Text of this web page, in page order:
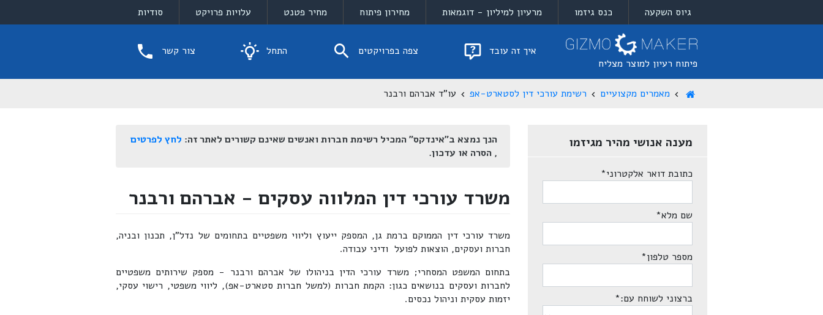
גיוס השקעה כנס גיזמו מרעיון למיליון - דוגמאות מחירון פיתוח מחיר פטנט עלויות פרויקט סודיות
פיתוח רעיון למוצר מצליח
איך זה עובד צפה בפרויקטים התחל צור קשר
מאמרים מקצועיים רשימת עורכי דין לסטארט-אפ עו"ד אברהם ורבנר
הנך נמצא ב"אינדקס" המכיל רשימת חברות ואנשים שאינם קשורים לאתר זה: לחץ לפרטים
, הסרה או עדכון.
משרד עורכי דין המלווה עסקים - אברהם ורבנר
משרד עורכי דין הממוקם ברמת גן, המספק ייעוץ וליווי משפטיים בתחומים של נדל"ן, תכנון ובניה,
חברות ועסקים, הוצאות לפועל ודיני עבודה.
בתחום המשפט המסחרי; משרד עורכי הדין בניהולו של אברהם ורבנר - מספק שירותים משפטיים
לחברות ועסקים בנושאים כגון: הקמת חברות (למשל חברות סטארט-אפ), ליווי משפטי, רישוי עסקי,
יזמות עסקית וניהול נכסים.
מענה אנושי מהיר מגיזמו
כתובת דואר אלקטרוני*
שם מלא*
מספר טלפון*
ברצוני לשוחח עם:*